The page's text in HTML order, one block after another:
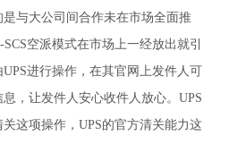
与大公司间合作未在市场全面推
空派模式在市场上一经放出就引
进行操作，在其官网上发件人可
，让发件人安心收件人放心。UPS
这项操作，UPS的官方清关能力这